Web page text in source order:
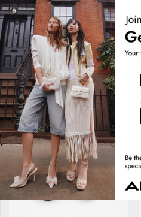
خصم إضافي عند إتمام الدفع